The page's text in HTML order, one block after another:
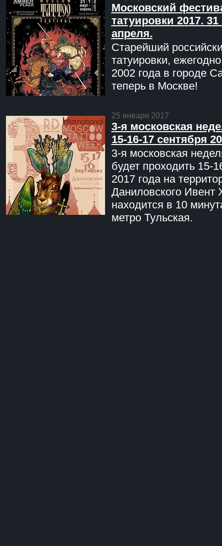
Московский
татуировки 2017. 31
апреля.
Старейший
татуировки,
2002 года в городе
теперь в Москве!
25 января 2017
3-я московская
15-16-17 сентября
3-я московская
будет проходить 15-
2017 года на
Даниловского Ивент
находится в 10
метро Тульская.